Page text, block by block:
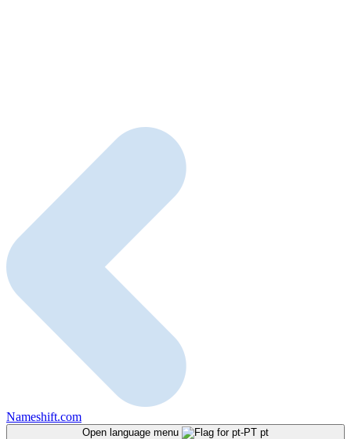
Nameshift.com
Open language menu pt